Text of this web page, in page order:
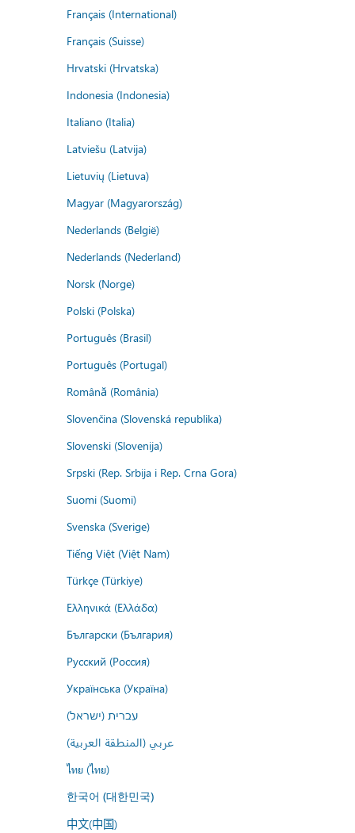
Français (International)
Français (Suisse)
Hrvatski (Hrvatska)
Indonesia (Indonesia)
Italiano (Italia)
Latviešu (Latvija)
Lietuvių (Lietuva)
Magyar (Magyarország)
Nederlands (België)
Nederlands (Nederland)
Norsk (Norge)
Polski (Polska)
Português (Brasil)
Português (Portugal)
Română (România)
Slovenčina (Slovenská republika)
Slovenski (Slovenija)
Srpski (Rep. Srbija i Rep. Crna Gora)
Suomi (Suomi)
Svenska (Sverige)
Tiếng Việt (Việt Nam)
Türkçe (Türkiye)
Ελληνικά (Ελλάδα)
Български (България)
Русский (Россия)
Українська (Україна)
עברית (ישראל)
عربي (المنطقة العربية)
ไทย (ไทย)
한국어 (대한민국)
中文(中国)